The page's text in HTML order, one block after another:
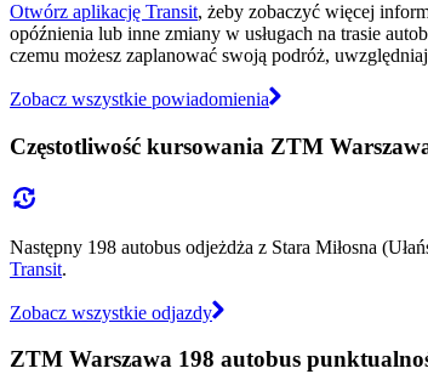
Otwórz aplikację Transit, żeby zobaczyć więcej
opóźnienia lub inne zmiany w usługach na trasie
czemu możesz zaplanować swoją podróż,
Zobacz wszystkie powiadomienia
Częstotliwość kursowania ZTM
Następny 198 autobus odjeżdża z Stara Miłosna
Transit.
Zobacz wszystkie odjazdy
ZTM Warszawa 198 autobus